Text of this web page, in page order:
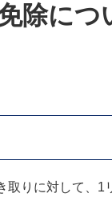
除につ
りに対して、1